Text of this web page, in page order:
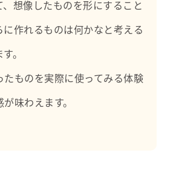
想像したものを形にすること
作れるものは何かなと考える
。
たものを実際に使ってみる体験
味わえます。